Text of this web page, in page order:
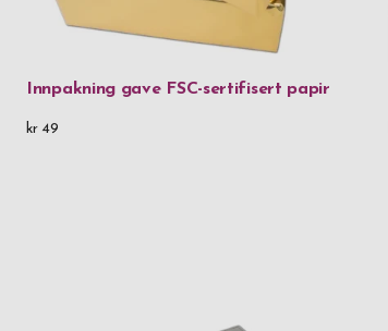
Innpakning gave FSC-sertifisert papir
kr 49